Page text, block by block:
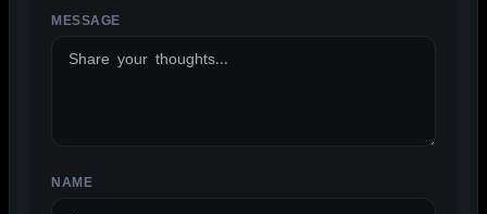
MESSAGE
NAME
ALTERNATIVE: